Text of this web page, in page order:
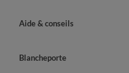
Aide & conseils
Blancheporte